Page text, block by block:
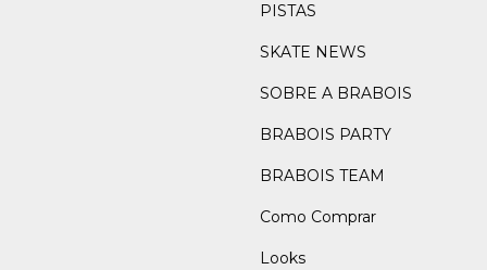
PISTAS
SKATE NEWS
SOBRE A BRABOIS
BRABOIS PARTY
BRABOIS TEAM
Como Comprar
Looks